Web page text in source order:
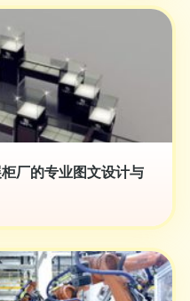
厂的专业图文设计与